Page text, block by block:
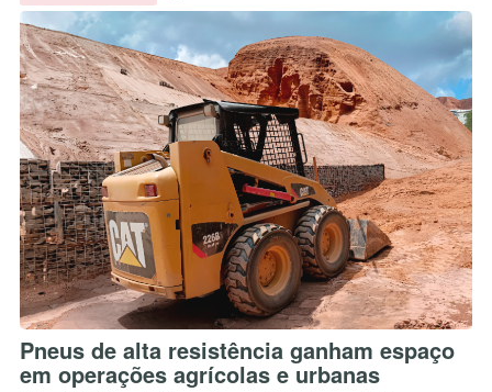
Pneus de alta resistência ganham espaço
em operações agrícolas e urbanas